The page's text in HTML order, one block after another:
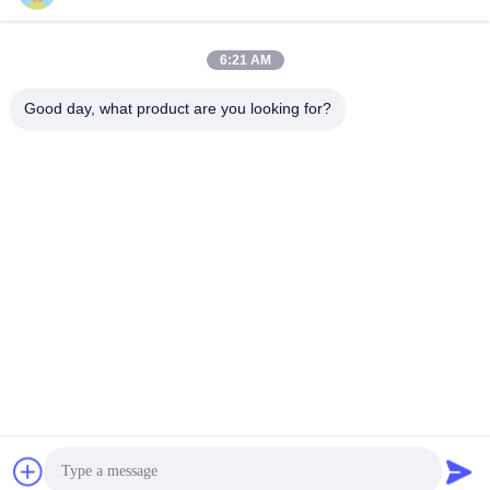
86-13823313140
Ultrasonic cleaning Equipment Co., Ltd. Todo. Todos los derechos
6:21 AM
Good day, what product are you looking for?